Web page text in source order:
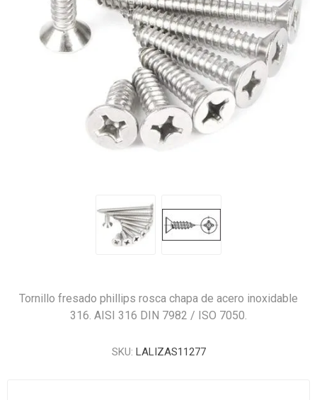
Tornillo fresado phillips rosca chapa de acero inoxidable
316. AISI 316 DIN 7982 / ISO 7050.
SKU: LALIZAS11277